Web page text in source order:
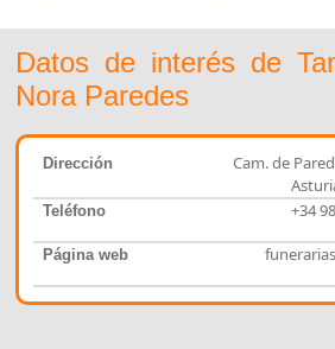
Datos de interés de
Nora Paredes
Dirección
Cam. de
Teléfono +34
Página web